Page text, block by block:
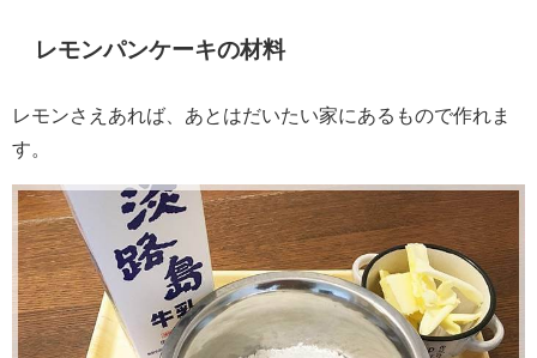
レモンパンケーキの材料
レモンさえあれば、あとはだいたい家にあるもので作れま
す。